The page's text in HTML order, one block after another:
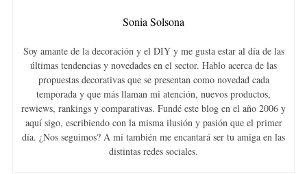
Sonia Solsona
Soy amante de la decoración y el DIY y me gusta estar al día de las
últimas tendencias y novedades en el sector. Hablo acerca de las
propuestas decorativas que se presentan como novedad cada
temporada y que más llaman mi atención, nuevos productos,
rewiews, rankings y comparativas. Fundé este blog en el año 2006 y
aquí sigo, escribiendo con la misma ilusión y pasión que el primer
día. ¿Nos seguimos? A mí también me encantará ser tu amiga en las
distintas redes sociales.